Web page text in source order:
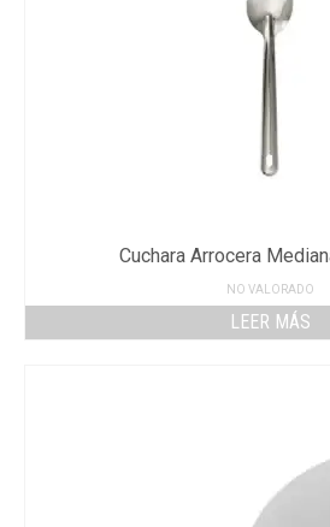
Cuchara Arrocera
NO VALORADO
LEER MÁS